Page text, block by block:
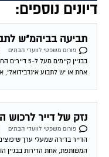
דיונים נוספים:
תביעה בביהמ"ש
פורום משפטי לוועדי הבתים
בבניין
אחת או יש לתבוע אינדבידואלי,
נזק של דייר לרכוש
פורום משפטי לוועדי הבתים
הדייר בדירה שמעלי ערך
המשותפת, אחת הדירות בבניין